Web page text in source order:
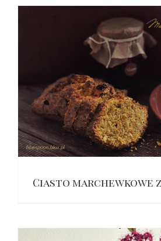
Ciasto marchewkowe